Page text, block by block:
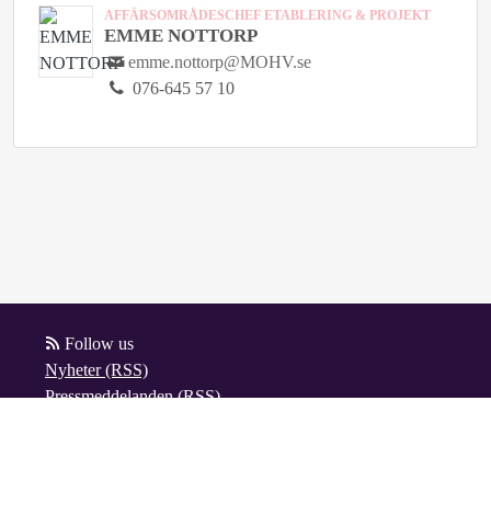
AFFÄRSOMRÅDESCHEF ETABLERING & PROJEKT
EMME NOTTORP
emme.nottorp@MOHV.se
076-645 57 10
Follow us
Nyheter (RSS)
Pressmeddelanden (RSS)